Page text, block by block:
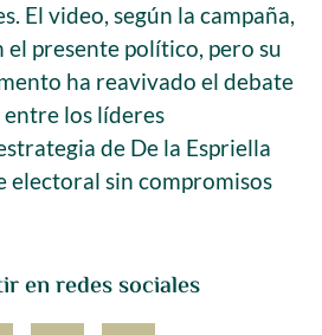
en redes sociales
El video, según la campaña,
presente político, pero su
ha reavivado el debate
los líderes
de De la Espriella
electoral sin compromisos